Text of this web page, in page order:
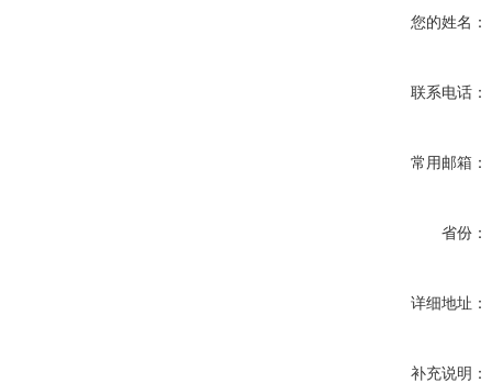
您的姓名：
联系电话：
常用邮箱：
省份：
详细地址：
补充说明：